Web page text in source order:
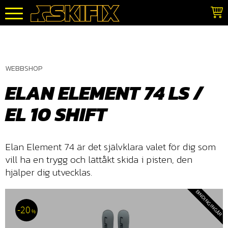
Meny
WEBBSHOP
ELAN ELEMENT 74 LS /
EL 10 SHIFT
Elan Element 74 är det självklara valet för dig som
vill ha en trygg och lättåkt skida i pisten, den
hjälper dig utvecklas.
20 % BINDING INGÅR